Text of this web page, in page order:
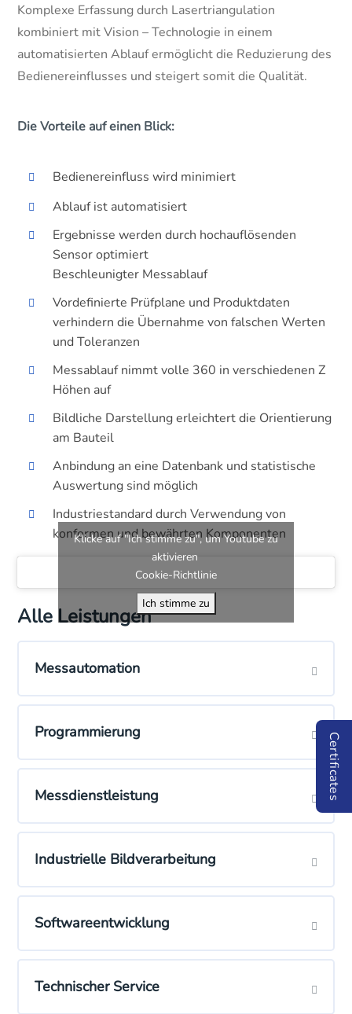
Komplexe Erfassung durch Lasertriangulation
kombiniert mit Vision – Technologie in einem
automatisierten Ablauf ermöglicht die Reduzierung des
Bedienereinflusses und steigert somit die Qualität.
Die Vorteile auf einen Blick:
Bedienereinfluss wird minimiert
Ablauf ist automatisiert
Ergebnisse werden durch hochauflösenden
Sensor optimiert
Beschleunigter Messablauf
Vordefinierte Prüfplane und Produktdaten
verhindern die Übernahme von falschen Werten
und Toleranzen
Messablauf nimmt volle 360 in verschiedenen Z
Höhen auf
Bildliche Darstellung erleichtert die Orientierung
am Bauteil
Anbindung an eine Datenbank und statistische
Auswertung sind möglich
Industriestandard durch Verwendung von
konformen und bewährten Komponenten
Klicke auf "Ich stimme zu", um Youtube zu
aktivieren
Cookie-Richtlinie
Ich stimme zu
Alle Leistungen
Messautomation
Programmierung
Messdienstleistung
Industrielle Bildverarbeitung
Softwareentwicklung
Technischer Service
Certificates